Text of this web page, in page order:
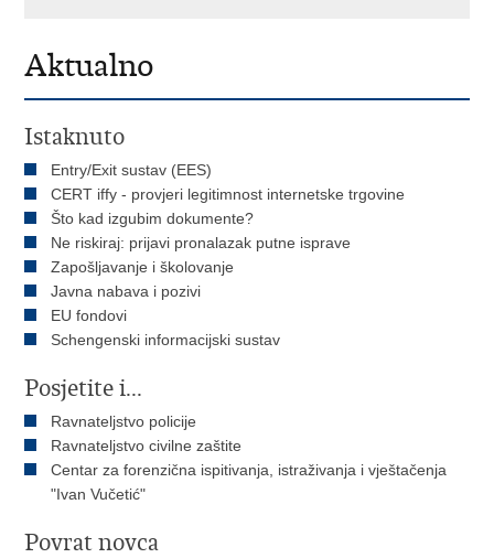
Aktualno
Istaknuto
Entry/Exit sustav (EES)
CERT iffy - provjeri legitimnost internetske trgovine
Što kad izgubim dokumente?
Ne riskiraj: prijavi pronalazak putne isprave
Zapošljavanje i školovanje
Javna nabava i pozivi
EU fondovi
Schengenski informacijski sustav
Posjetite i...
Ravnateljstvo policije
Ravnateljstvo civilne zaštite
Centar za forenzična ispitivanja, istraživanja i vještačenja
"Ivan Vučetić"
Povrat novca